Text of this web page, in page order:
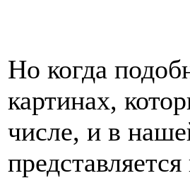
Но когда
картинах,
числе, и в